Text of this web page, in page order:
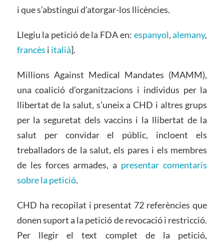
i que s’abstingui d’atorgar-los llicències.
Llegiu la petició de la FDA en: espanyol,alemany,
francès i italià].
Millions Against Medical Mandates (MAMM),
una coalició d’organitzacions i individus per la
llibertat de la salut, s’uneix a CHD i altres grups
per la seguretat dels vaccins i la llibertat de la
salut per convidar el públic, incloent els
treballadors de la salut, els pares i els membres
de les forces armades, a presentar comentaris
sobre la petició.
CHD ha recopilat i presentat 72 referències que
donen suport a la petició de revocació i restricció.
Per llegir el text complet de la petició,